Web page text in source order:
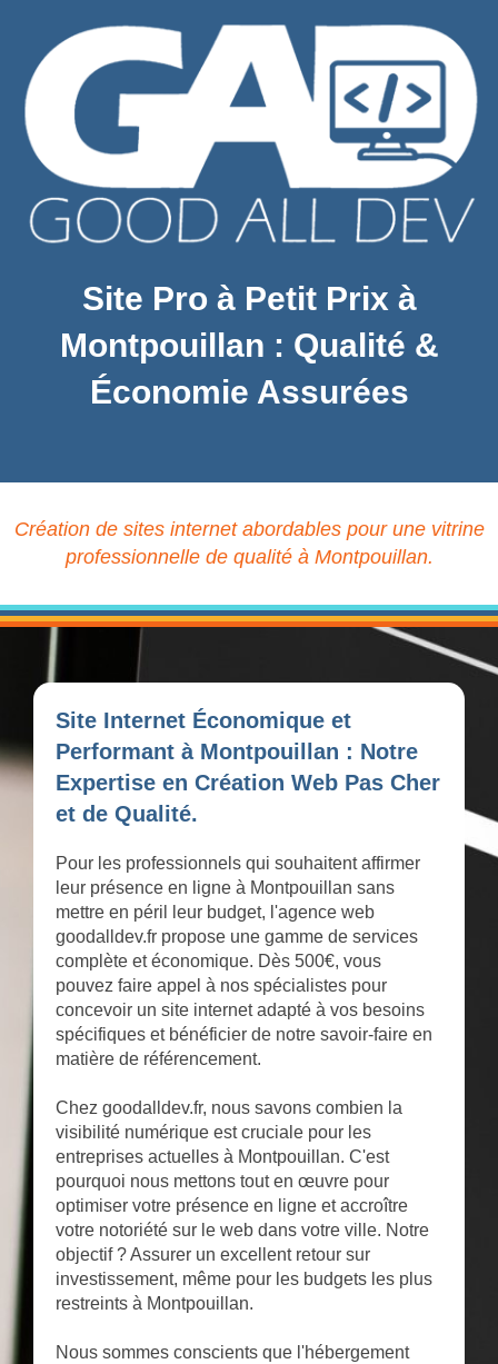
Site Pro à Petit Prix à
Montpouillan : Qualité &
Économie Assurées
Création de sites internet abordables pour une vitrine
professionnelle de qualité à Montpouillan.
Site Internet Économique et
Performant à Montpouillan : Notre
Expertise en Création Web Pas Cher
et de Qualité.
Pour les professionnels qui souhaitent affirmer
leur présence en ligne à Montpouillan sans
mettre en péril leur budget, l'agence web
goodalldev.fr propose une gamme de services
complète et économique. Dès 500€, vous
pouvez faire appel à nos spécialistes pour
concevoir un site internet adapté à vos besoins
spécifiques et bénéficier de notre savoir-faire en
matière de référencement.
Chez goodalldev.fr, nous savons combien la
visibilité numérique est cruciale pour les
entreprises actuelles à Montpouillan. C'est
pourquoi nous mettons tout en œuvre pour
optimiser votre présence en ligne et accroître
votre notoriété sur le web dans votre ville. Notre
objectif ? Assurer un excellent retour sur
investissement, même pour les budgets les plus
restreints à Montpouillan.
Nous sommes conscients que l'hébergement